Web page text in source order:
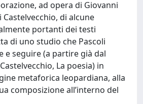
ad opera di Giovanni
Castelvecchio, di alcune
portanti dei testi
di uno studio che Pascoli
e seguire (a partire già dal
La poesia) in
metaforica leopardiana, alla
composizione all’interno del